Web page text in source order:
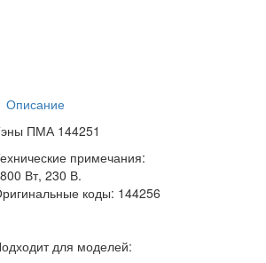
Описание
ПМА 144251
примечания:
Вт, 230 В.
коды: 144256
для моделей: